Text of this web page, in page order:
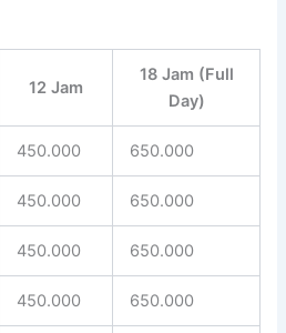
12 Jam
18 Jam (Full
Day)
450.000 650.000
450.000 650.000
450.000 650.000
450.000 650.000